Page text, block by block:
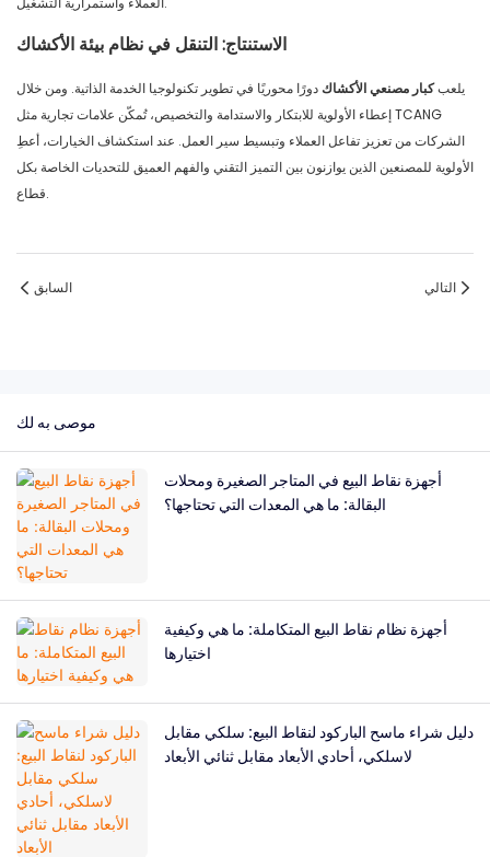
الاستنتاج: التنقل في نظام بيئة الأكشاك
يلعبكبار مصنعي الأكشاك دورًا محوريًا في تطوير تكنولوجيا الخدمة الذاتية. ومن خلال
إعطاء الأولوية للابتكار والاستدامة والتخصيص، تُمكّن علامات تجارية مثل TCANG
الشركات من تعزيز تفاعل العملاء وتبسيط سير العمل. عند استكشاف الخيارات، أعطِ
الأولوية للمصنعين الذين يوازنون بين التميز التقني والفهم العميق للتحديات الخاصة بكل
قطاع.
السابق التالي
موصى به لك
أجهزة نقاط البيع في المتاجر الصغيرة ومحلات
البقالة: ما هي المعدات التي تحتاجها؟
أجهزة نظام نقاط البيع المتكاملة: ما هي وكيفية
اختيارها
دليل شراء ماسح الباركود لنقاط البيع: سلكي مقابل
لاسلكي، أحادي الأبعاد مقابل ثنائي الأبعاد